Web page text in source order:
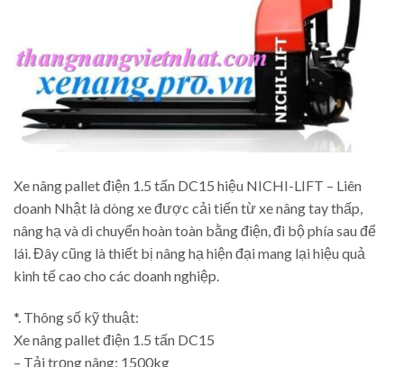
Xe nâng pallet điện 1.5 tấn DC15 hiệu NICHI-LIFT – Liên
doanh Nhật là dòng xe được cải tiến từ xe nâng tay thấp,
nâng hạ và di chuyển hoàn toàn bằng điện, đi bộ phía sau để
lái. Đây cũng là thiết bị nâng hạ hiện đại mang lại hiệu quả
kinh tế cao cho các doanh nghiệp.
*. Thông số kỹ thuật:
Xe nâng pallet điện 1.5 tấn DC15
– Tải trọng nâng: 1500kg